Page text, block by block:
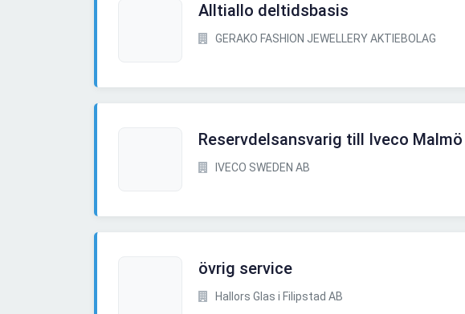
Alltiallo deltidsbasis
GERAKO FASHION JEWELLERY AKTIEBOLAG
Reservdelsansvarig till Iveco Malmö
IVECO SWEDEN AB
övrig service
Hallors Glas i Filipstad AB